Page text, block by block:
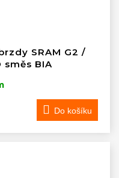
SRAM G2 /
směs BIA
Do košíku